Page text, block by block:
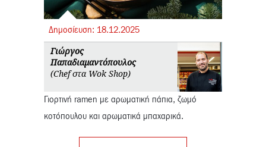
Δημοσίευση: 18.12.2025
Γιώργος
Παπαδιαμαντόπουλος
(Chef στα Wok Shop)
Γιορτινή ramen με αρωματική πάπια, ζωμό
κοτόπουλου και αρωματικά μπαχαρικά.